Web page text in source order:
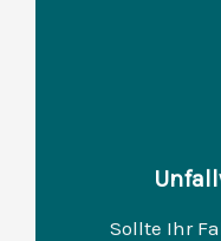
Sollte Ihr